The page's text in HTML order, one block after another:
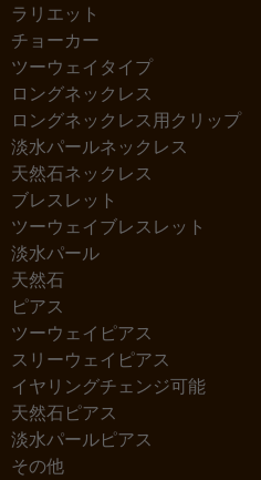
ラリエット
チョーカー
ツーウェイタイプ
ロングネックレス
ロングネックレス用クリップ
淡水パールネックレス
天然石ネックレス
ブレスレット
ツーウェイブレスレット
淡水パール
天然石
ピアス
ツーウェイピアス
スリーウェイピアス
イヤリングチェンジ可能
天然石ピアス
淡水パールピアス
その他